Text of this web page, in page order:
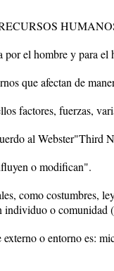
por el hombre y para el
que afectan de
factores, fuerzas,
al Webster"Third
o modifican".
como costumbres,
individuo o comunidad
o entorno es: